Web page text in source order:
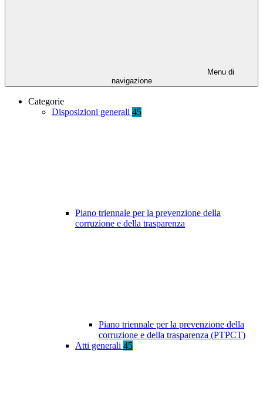
Menu di
navigazione
Categorie
Disposizioni generali 45
Piano triennale per la prevenzione della
corruzione e della trasparenza
Piano triennale per la prevenzione della
corruzione e della trasparenza (PTPCT)
Atti generali 45